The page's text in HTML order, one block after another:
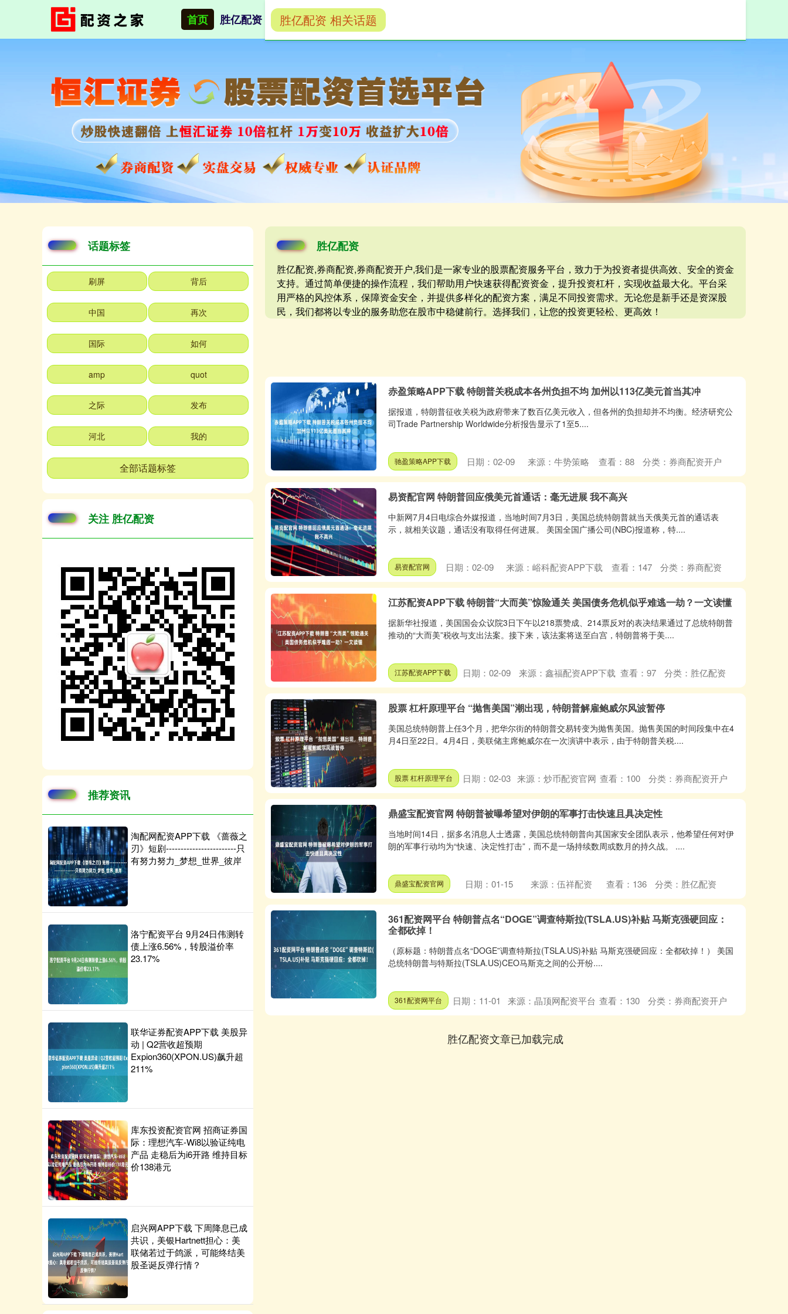
首页 胜亿配资 券商配资 券商配资开户
胜亿配资
胜亿配资,券商配资,券商配资开户,我们是一家专业的股票配资服务平台，致力于为投资者提供高效、安全的资金
支持。通过简单便捷的操作流程，我们帮助用户快速获得配资资金，提升投资杠杆，实现收益最大化。平台采
用严格的风控体系，保障资金安全，并提供多样化的配资方案，满足不同投资需求。无论您是新手还是资深股
民，我们都将以专业的服务助您在股市中稳健前行。选择我们，让您的投资更轻松、更高效！
胜亿配资 相关话题
赤盈策略APP下载 特朗普关税成本各州负担不均 加州以113亿美元首当其冲
据报道，特朗普征收关税为政府带来了数百亿美元收入，但各州的负担却并不均衡。经济研究公
司Trade Partnership Worldwide分析报告显示了1至5....
驰盈策略APP下载 日期：02-09 来源：牛势策略 查看： 88 分类： 券商配资开户
易资配官网 特朗普回应俄美元首通话：毫无进展 我不高兴
中新网7月4日电综合外媒报道，当地时间7月3日，美国总统特朗普就当天俄美元首的通话表
示，就相关议题，通话没有取得任何进展。 美国全国广播公司(NBC)报道称，特....
易资配官网 日期：02-09 来源：峪科配资APP下载 查看： 147 分类： 券商配资
江苏配资APP下载 特朗普“大而美”惊险通关 美国债务危机似乎难逃一劫？一文读懂
据新华社报道，美国国会众议院3日下午以218票赞成、214票反对的表决结果通过了总统特朗普
推动的“大而美”税收与支出法案。接下来，该法案将送至白宫，特朗普将于美....
江苏配资APP下载 日期：02-09 来源：鑫福配资APP下载 查看：97 分类： 胜亿配资
股票 杠杆原理平台 “抛售美国”潮出现，特朗普解雇鲍威尔风波暂停
美国总统特朗普上任3个月，把华尔街的特朗普交易转变为抛售美国。抛售美国的时间段集中在4
月4日至22日。4月4日，美联储主席鲍威尔在一次演讲中表示，由于特朗普关税....
股票 杠杆原理平台 日期：02-03 来源：炒币配资官网 查看： 100 分类： 券商配资开户
鼎盛宝配资官网 特朗普被曝希望对伊朗的军事打击快速且具决定性
当地时间14日，据多名消息人士透露，美国总统特朗普向其国家安全团队表示，他希望任何对伊
朗的军事行动均为“快速、决定性打击”，而不是一场持续数周或数月的持久战。 ....
鼎盛宝配资官网 日期：01-15 来源：伍祥配资 查看： 136 分类： 胜亿配资
361配资网平台 特朗普点名“DOGE”调查特斯拉(TSLA.US)补贴 马斯克强硬回应：
全都砍掉！
（原标题：特朗普点名“DOGE”调查特斯拉(TSLA.US)补贴 马斯克强硬回应：全都砍掉！） 美国
总统特朗普与特斯拉(TSLA.US)CEO马斯克之间的公开纷....
361配资网平台 日期：11-01 来源：晶顶网配资平台 查看： 130 分类： 券商配资开户
胜亿配资文章已加载完成
话题标签
刷屏 背后
中国 再次
国际 如何
amp quot
之际 发布
河北 我的
全部话题标签
关注 胜亿配资
推荐资讯
淘配网配资APP下载 《蔷薇之
刃》短剧------------------------只
有努力努力_梦想_世界_彼岸
洛宁配资平台 9月24日伟测转
债上涨6.56%，转股溢价率
23.17%
联华证券配资APP下载 美股异
动 | Q2营收超预期
Expion360(XPON.US)飙升超
211%
库东投资配资官网 招商证券国
际：理想汽车-Wi8以验证纯电
产品 走稳后为i6开路 维持目标
价138港元
启兴网APP下载 下周降息已成
共识，美银Hartnett担心：美
联储若过于鸽派，可能终结美
股圣诞反弹行情？